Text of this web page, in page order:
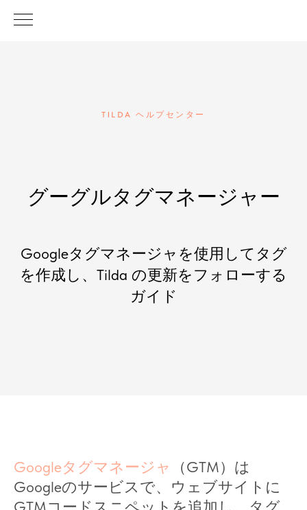
TILDA ヘルプセンター
グーグルタグマネージャー
Googleタグマネージャを使用してタグ
を作成し、Tilda の更新をフォローする
ガイド
Googleタグマネージャ
（GTM）は
Googleのサービスで、ウェブサイトに